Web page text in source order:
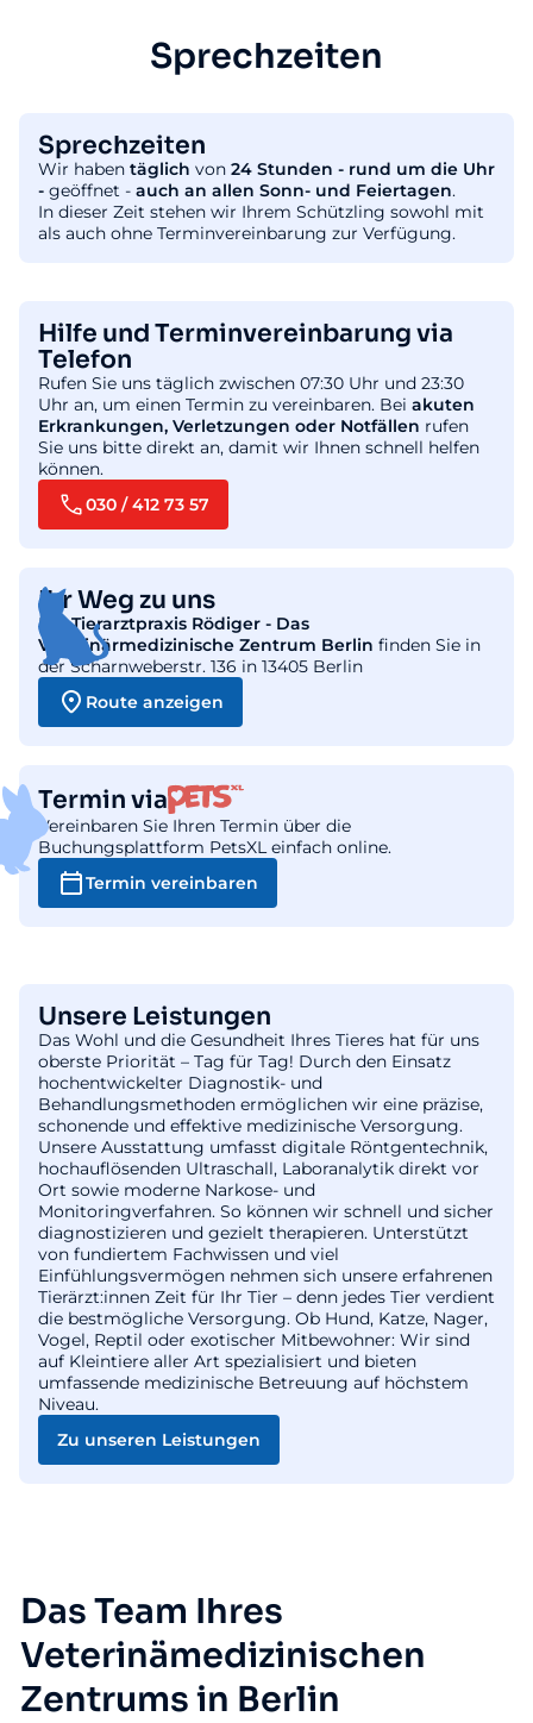
Sprechzeiten
Sprechzeiten
Wir haben täglich von 24 Stunden - rund um die Uhr
- geöffnet - auch an allen Sonn- und Feiertagen.
In dieser Zeit stehen wir Ihrem Schützling sowohl mit
als auch ohne Terminvereinbarung zur Verfügung.
Hilfe und Terminvereinbarung via
Telefon
Rufen Sie uns täglich zwischen 07:30 Uhr und 23:30
Uhr an, um einen Termin zu vereinbaren. Bei akuten
Erkrankungen, Verletzungen oder Notfällen rufen
Sie uns bitte direkt an, damit wir Ihnen schnell helfen
können.
030 / 412 73 57
Ihr Weg zu uns
DieTierarztpraxis Rödiger - Das
Veterinärmedizinische Zentrum Berlin finden Sie in
der Scharnweberstr. 136 in 13405 Berlin
Route anzeigen
Termin via
Vereinbaren Sie Ihren Termin über die
Buchungsplattform PetsXL einfach online.
Termin vereinbaren
Unsere Leistungen
Das Wohl und die Gesundheit Ihres Tieres hat für uns
oberste Priorität – Tag für Tag! Durch den Einsatz
hochentwickelter Diagnostik- und
Behandlungsmethoden ermöglichen wir eine präzise,
schonende und effektive medizinische Versorgung.
Unsere Ausstattung umfasst digitale Röntgentechnik,
hochauflösenden Ultraschall, Laboranalytik direkt vor
Ort sowie moderne Narkose- und
Monitoringverfahren. So können wir schnell und sicher
diagnostizieren und gezielt therapieren. Unterstützt
von fundiertem Fachwissen und viel
Einfühlungsvermögen nehmen sich unsere erfahrenen
Tierärzt:innen Zeit für Ihr Tier – denn jedes Tier verdient
die bestmögliche Versorgung. Ob Hund, Katze, Nager,
Vogel, Reptil oder exotischer Mitbewohner: Wir sind
auf Kleintiere aller Art spezialisiert und bieten
umfassende medizinische Betreuung auf höchstem
Niveau.
Zu unseren Leistungen
Das Team Ihres
Veterinämedizinischen
Zentrums in Berlin